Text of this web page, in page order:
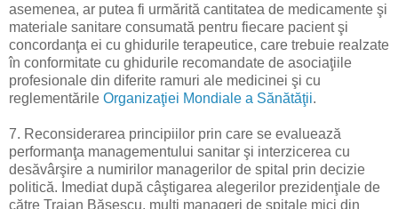
asemenea, ar putea fi urmărită cantitatea de medicamente şi
materiale sanitare consumată pentru fiecare pacient şi
concordanţa ei cu ghidurile terapeutice, care trebuie realzate
în conformitate cu ghidurile recomandate de asociaţiile
profesionale din diferite ramuri ale medicinei şi cu
reglementările Organizaţiei Mondiale a Sănătăţii.
7. Reconsiderarea principiilor prin care se evaluează
performanţa managementului sanitar şi interzicerea cu
desăvârşire a numirilor managerilor de spital prin decizie
politică. Imediat după câştigarea alegerilor prezidenţiale de
către Traian Băsescu, mulţi manageri de spitale mici din